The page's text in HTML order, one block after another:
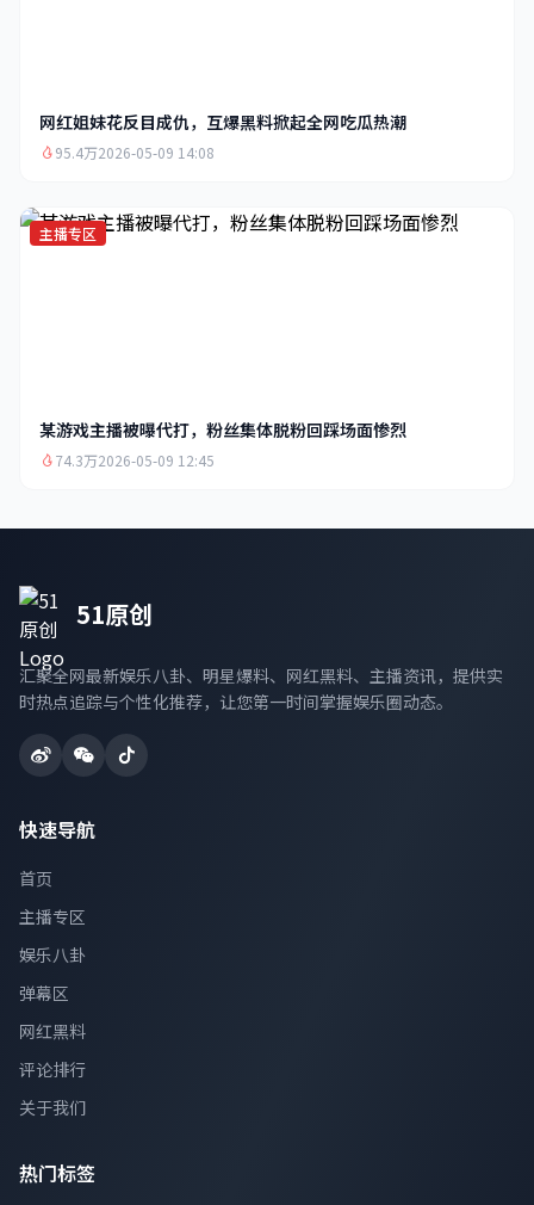
网红姐妹花反目成仇，互爆黑料掀起全网吃瓜热潮
95.4万2026-05-09 14:08
主播专区
某游戏主播被曝代打，粉丝集体脱粉回踩场面惨烈
74.3万2026-05-09 12:45
51原创
汇聚全网最新娱乐八卦、明星爆料、网红黑料、主播资讯，提供实
时热点追踪与个性化推荐，让您第一时间掌握娱乐圈动态。
快速导航
首页
主播专区
娱乐八卦
弹幕区
网红黑料
评论排行
关于我们
热门标签